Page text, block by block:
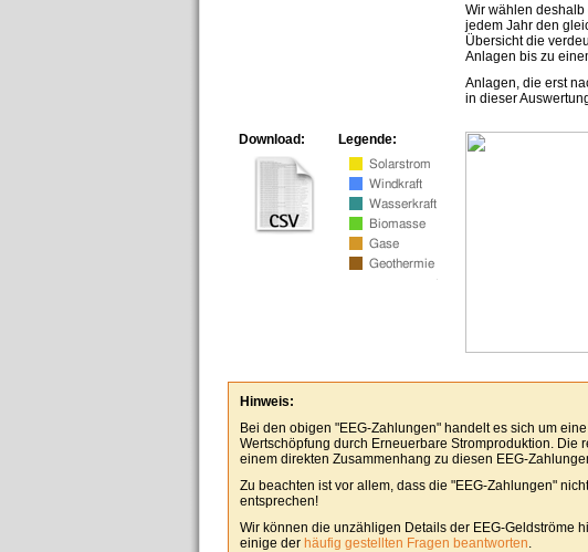
Wir wählen
jedem Jahr den
Übersicht die
Anlagen bis zu
Anlagen, die erst
in dieser
Legende:
Download:
Hinweis:
Bei den obigen "EEG-Zahlungen" handelt es sich um
Wertschöpfung durch Erneuerbare Stromproduktion.
einem direkten Zusammenhang zu diesen EEG-
Zu beachten ist vor allem, dass die "EEG-Zahlungen"
entsprechen!
Wir können die unzähligen Details der EEG-Geldströme
einige der häufig gestellten Fragen beantworten.